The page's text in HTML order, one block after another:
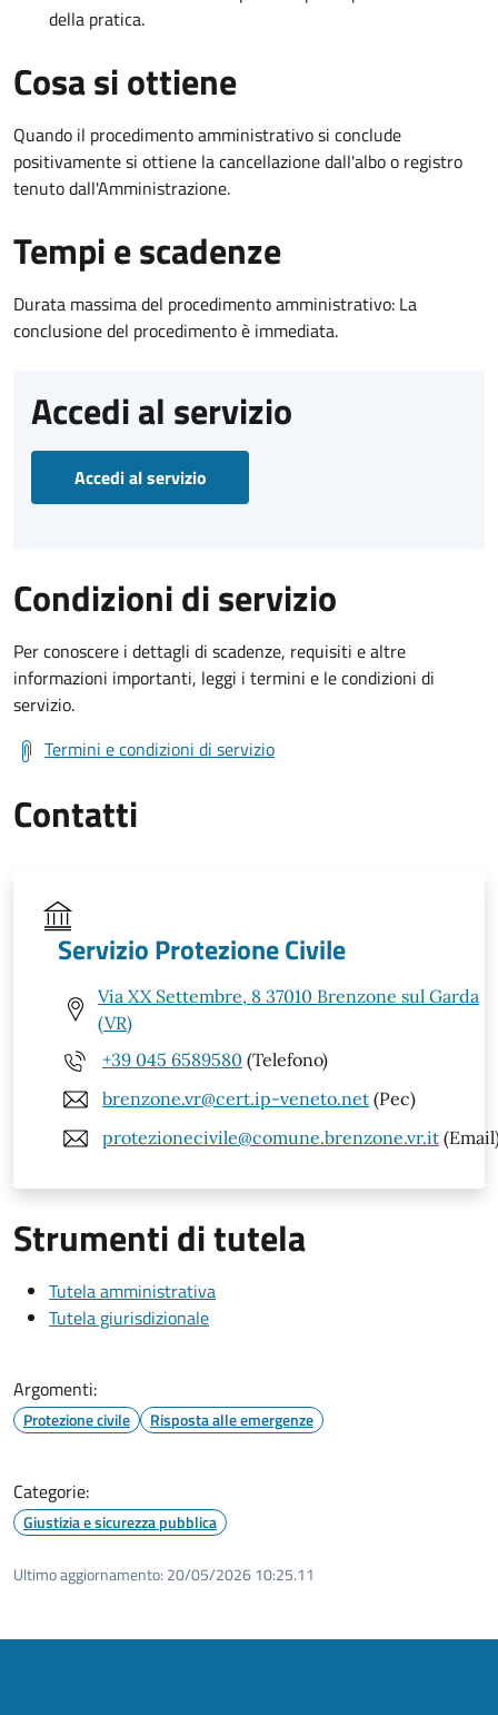
della pratica.
Cosa si ottiene
Quando il procedimento amministrativo si conclude
positivamente si ottiene la cancellazione dall'albo o registro
tenuto dall'Amministrazione.
Tempi e scadenze
Durata massima del procedimento amministrativo: La
conclusione del procedimento è immediata.
Accedi al servizio
Accedi al servizio
Condizioni di servizio
Per conoscere i dettagli di scadenze, requisiti e altre
informazioni importanti, leggi i termini e le condizioni di
servizio.
Termini e condizioni di servizio
Contatti
Servizio Protezione Civile
Via XX Settembre, 8 37010 Brenzone sul Garda
(VR)
+39 045 6589580 (Telefono)
brenzone.vr@cert.ip-veneto.net (Pec)
protezionecivile@comune.brenzone.vr.it
Strumenti di tutela
Tutela amministrativa
Tutela giurisdizionale
Argomenti:
Protezione civile Risposta alle emergenze
Categorie:
Giustizia e sicurezza pubblica
Ultimo aggiornamento: 20/05/2026 10:25.11